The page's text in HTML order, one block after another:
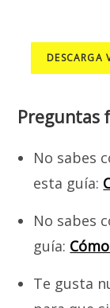
DESCARGA
Preguntas
No sabes
esta guía:
No sabes
guía:
Te gusta